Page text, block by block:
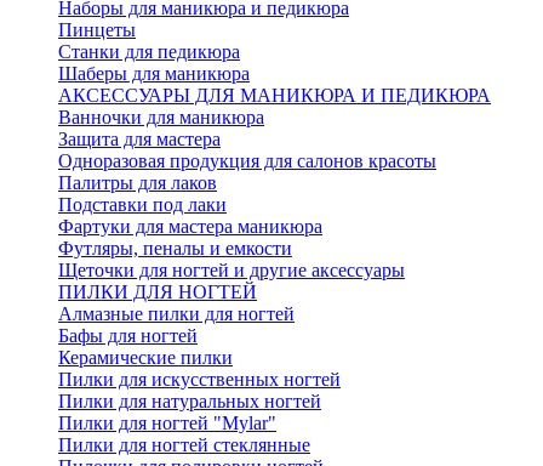
Наборы для маникюра и педикюра
Пинцеты
Станки для педикюра
Шаберы для маникюра
АКСЕССУАРЫ ДЛЯ МАНИКЮРА И ПЕДИКЮРА
Ванночки для маникюра
Защита для мастера
Одноразовая продукция для салонов красоты
Палитры для лаков
Подставки под лаки
Фартуки для мастера маникюра
Футляры, пеналы и емкости
Щеточки для ногтей и другие аксессуары
ПИЛКИ ДЛЯ НОГТЕЙ
Алмазные пилки для ногтей
Бафы для ногтей
Керамические пилки
Пилки для искусственных ногтей
Пилки для натуральных ногтей
Пилки для ногтей "Mylar"
Пилки для ногтей стеклянные